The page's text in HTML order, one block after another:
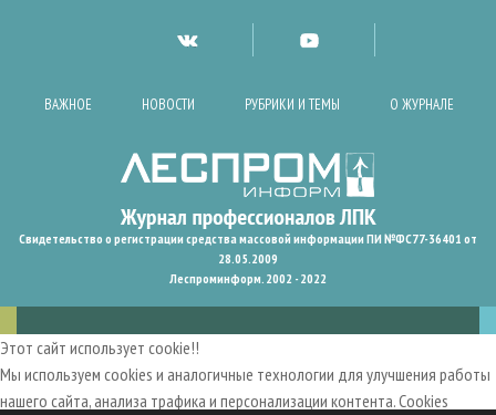
ВАЖНОЕ НОВОСТИ РУБРИКИ И ТЕМЫ О ЖУРНАЛЕ
Свидетельство о регистрации средства массовой информации ПИ №ФС77-36401 от
28.05.2009
Леспроминформ. 2002 - 2022
Этот сайт использует cookie!!
Мы используем cookies и аналогичные технологии для улучшения работы
нашего сайта, анализа трафика и персонализации контента. Cookies